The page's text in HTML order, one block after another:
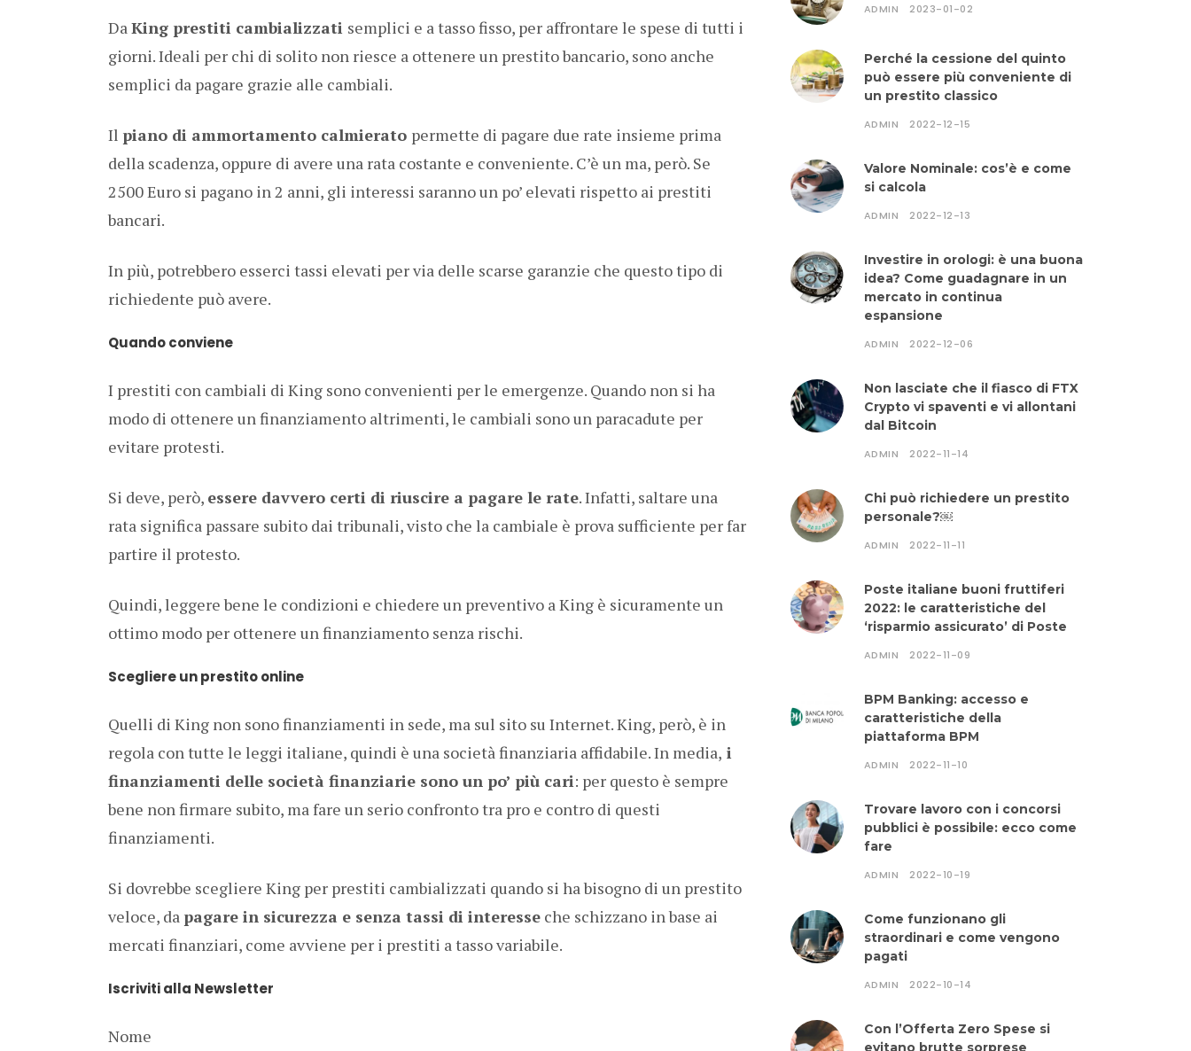
Da King prestiti cambializzati semplici e a tasso fisso, per affrontare le spese di tutti i
giorni. Ideali per chi di solito non riesce a ottenere un prestito bancario, sono anche
semplici da pagare grazie alle cambiali.
Il piano di ammortamento calmierato permette di pagare due rate insieme prima
della scadenza, oppure di avere una rata costante e conveniente. C’è un ma, però. Se
2500 Euro si pagano in 2 anni, gli interessi saranno un po’ elevati rispetto ai prestiti
bancari.
In più, potrebbero esserci tassi elevati per via delle scarse garanzie che questo tipo di
richiedente può avere.
Quando conviene
I prestiti con cambiali di King sono convenienti per le emergenze. Quando non si ha
modo di ottenere un finanziamento altrimenti, le cambiali sono un paracadute per
evitare protesti.
Si deve, però, essere davvero certi di riuscire a pagare le rate. Infatti, saltare una
rata significa passare subito dai tribunali, visto che la cambiale è prova sufficiente per far
partire il protesto.
Quindi, leggere bene le condizioni e chiedere un preventivo a King è sicuramente un
ottimo modo per ottenere un finanziamento senza rischi.
Scegliere un prestito online
Quelli di King non sono finanziamenti in sede, ma sul sito su Internet. King, però, è in
regola con tutte le leggi italiane, quindi è una società finanziaria affidabile. In media, i
finanziamenti delle società finanziarie sono un po’ più cari: per questo è sempre
bene non firmare subito, ma fare un serio confronto tra pro e contro di questi
finanziamenti.
Si dovrebbe scegliere King per prestiti cambializzati quando si ha bisogno di un prestito
veloce, da pagare in sicurezza e senza tassi di interesse che schizzano in base ai
mercati finanziari, come avviene per i prestiti a tasso variabile.
Iscriviti alla Newsletter
Nome
ADMIN 2023-01-02
Perché la cessione del quinto
può essere più conveniente di
un prestito classico
ADMIN 2022-12-15
Valore Nominale: cos’è e come
si calcola
ADMIN 2022-12-13
Investire in orologi: è una buona
idea? Come guadagnare in un
mercato in continua
espansione
ADMIN 2022-12-06
Non lasciate che il fiasco di FTX
Crypto vi spaventi e vi allontani
dal Bitcoin
ADMIN 2022-11-14
Chi può richiedere un prestito
personale?￼
ADMIN 2022-11-11
Poste italiane buoni fruttiferi
2022: le caratteristiche del
‘risparmio assicurato’ di Poste
ADMIN 2022-11-09
BPM Banking: accesso e
caratteristiche della
piattaforma BPM
ADMIN 2022-11-10
Trovare lavoro con i concorsi
pubblici è possibile: ecco come
fare
ADMIN 2022-10-19
Come funzionano gli
straordinari e come vengono
pagati
ADMIN 2022-10-14
Con l’Offerta Zero Spese si
evitano brutte sorprese